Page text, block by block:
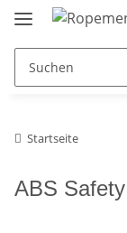
Startseite
ABS Safety